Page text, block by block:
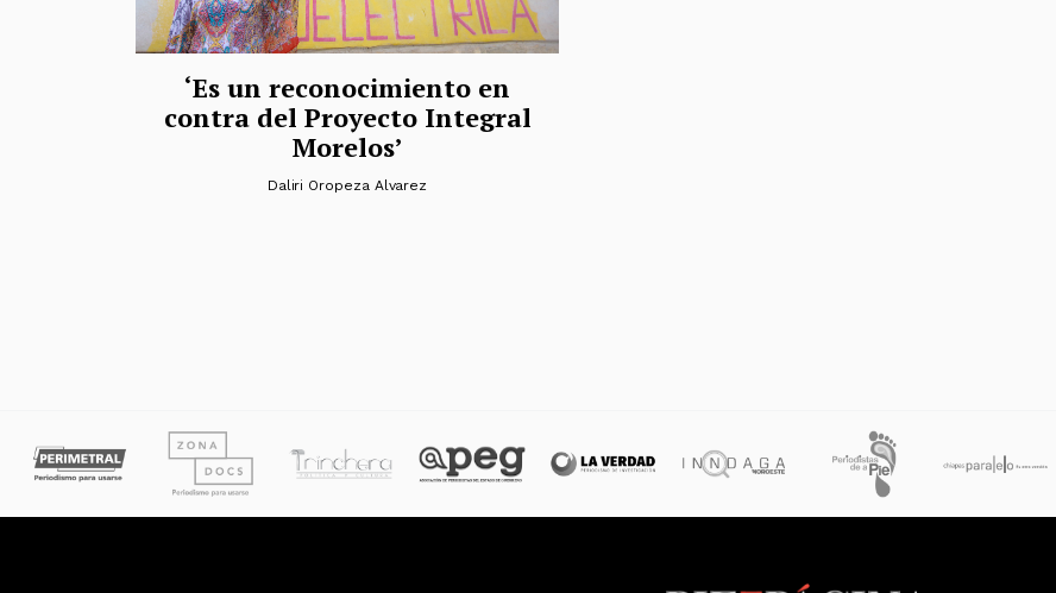
‘Es un reconocimiento en
contra del Proyecto Integral
Morelos’
Daliri Oropeza Alvarez